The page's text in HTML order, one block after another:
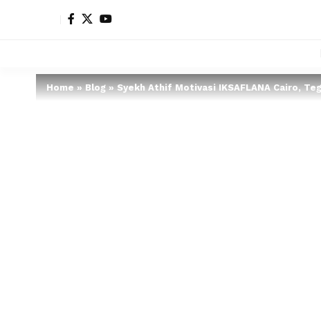
Home»Blog»Syekh Athif Motivasi IKSAFLANA Cairo,